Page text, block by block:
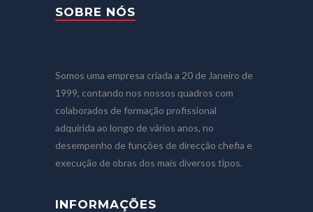
SOBRE NÓS
Somos uma empresa criada a 20 de Janeiro de
1999, contando nos nossos quadros com
colaborados de formação profissional
adquirida ao longo de vários anos, no
desempenho de funções de direcção chefia e
execução de obras dos mais diversos tipos.
INFORMAÇÕES